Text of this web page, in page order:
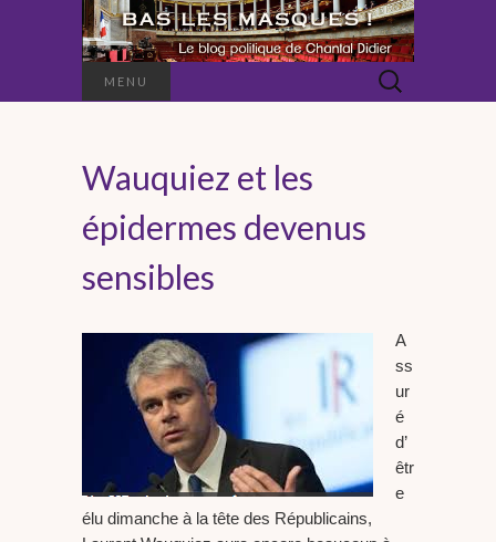
MENU Rechercher :
Wauquiez et les
épidermes devenus
sensibles
A
ss
ur
é
d’
êtr
e
élu dimanche à la tête des Républicains,